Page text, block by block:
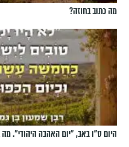
מה כתוב בחוזה?
היום ט"ו באב, ”יום האהבה היהודי".